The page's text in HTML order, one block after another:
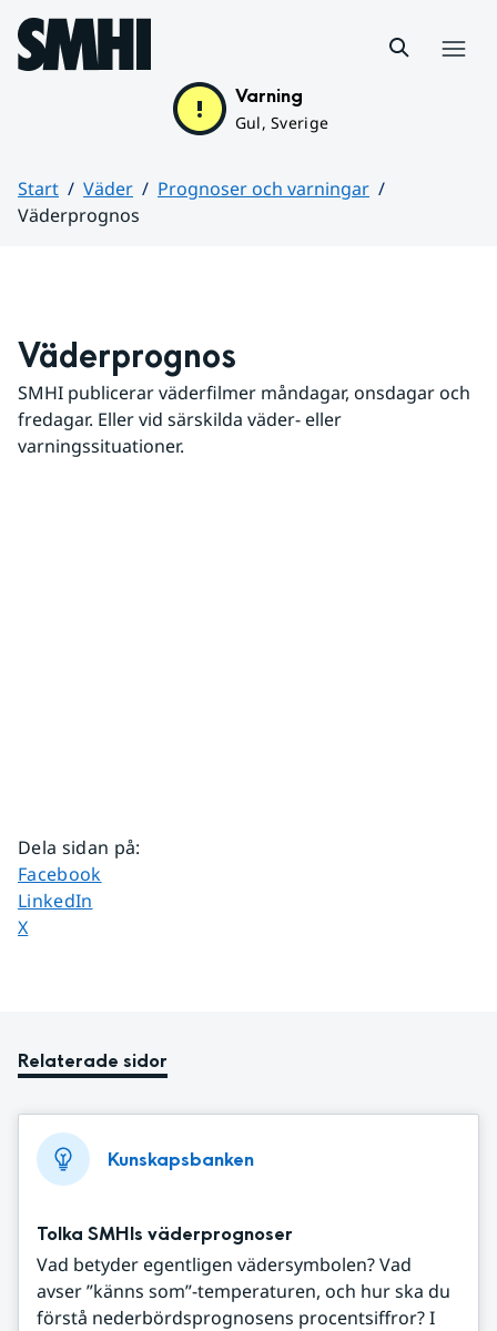
Hoppa till sidans innehåll
Varning
Gul, Sverige
Start Väder
Prognoser och varningar
Väderprognos
Väderprognos
SMHI publicerar väderfilmer måndagar, onsdagar och
fredagar. Eller vid särskilda väder- eller
varningssituationer.
Dela sidan på:
Dela sidan på
Facebook
Dela sidan på
LinkedIn
Dela sidan på
X
Relaterade sidor
Kunskapsbanken
Tolka SMHIs väderprognoser
Vad betyder egentligen vädersymbolen? Vad
avser ”känns som”-temperaturen, och hur ska du
förstå nederbördsprognosens procentsiffror? I